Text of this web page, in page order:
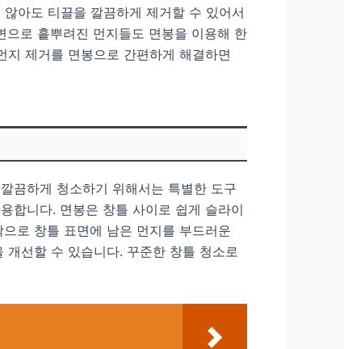
아도 티끌을 깔끔하게 제거할 수 있어서
로 흩뿌려진 먼지들도 면봉을 이용해 한
제거를 면봉으로 간편하게 해결하면
끔하게 청소하기 위해서는 특별한 도구
합니다. 면봉은 창틀 사이로 쉽게 슬라이
로 창틀 표면에 남은 먼지를 부드러운
선할 수 있습니다. 꾸준한 창틀 청소로